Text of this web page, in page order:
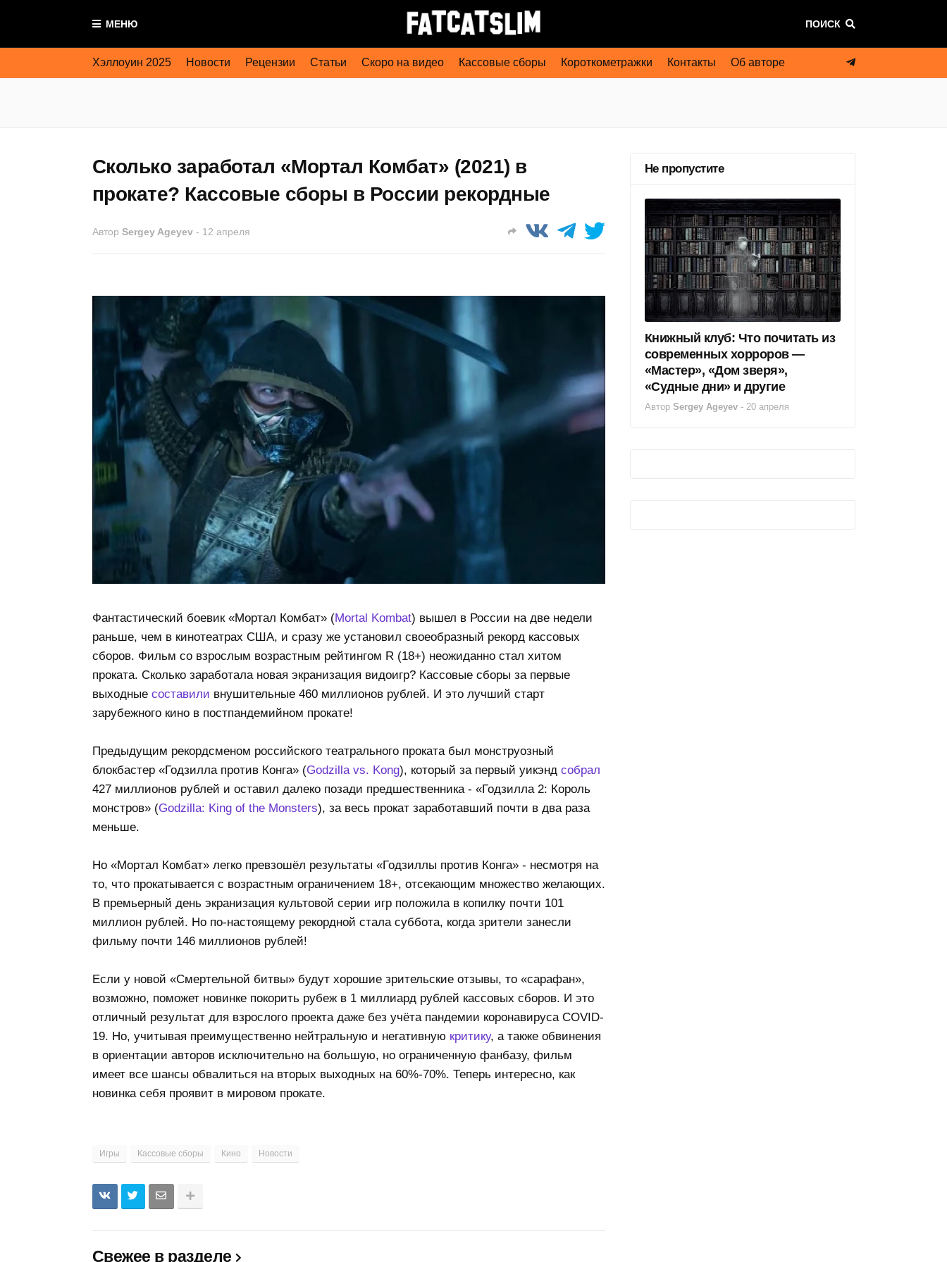
МЕНЮ ПОИСК
Хэллоуин 2025 Новости Рецензии Статьи Скоро на видео Кассовые сборы Короткометражки Контакты Об авторе
Сколько заработал «Мортал Комбат» (2021) в
прокате? Кассовые сборы в России рекордные
Автор Sergey Ageyev - 12 апреля
Фантастический боевик «Мортал Комбат» (Mortal Kombat) вышел в России на две недели
раньше, чем в кинотеатрах США, и сразу же установил своеобразный рекорд кассовых
сборов. Фильм со взрослым возрастным рейтингом R (18+) неожиданно стал хитом
проката. Сколько заработала новая экранизация видоигр? Кассовые сборы за первые
выходные составили внушительные 460 миллионов рублей. И это лучший старт
зарубежного кино в постпандемийном прокате!
Предыдущим рекордсменом российского театрального проката был монструозный
блокбастер «Годзилла против Конга» (Godzilla vs. Kong), который за первый уикэнд собрал
427 миллионов рублей и оставил далеко позади предшественника - «Годзилла 2: Король
монстров» (Godzilla: King of the Monsters), за весь прокат заработавший почти в два раза
меньше.
Но «Мортал Комбат» легко превзошёл результаты «Годзиллы против Конга» - несмотря на
то, что прокатывается с возрастным ограничением 18+, отсекающим множество желающих.
В премьерный день экранизация культовой серии игр положила в копилку почти 101
миллион рублей. Но по-настоящему рекордной стала суббота, когда зрители занесли
фильму почти 146 миллионов рублей!
Если у новой «Смертельной битвы» будут хорошие зрительские отзывы, то «сарафан»,
возможно, поможет новинке покорить рубеж в 1 миллиард рублей кассовых сборов. И это
отличный результат для взрослого проекта даже без учёта пандемии коронавируса COVID-
19. Но, учитывая преимущественно нейтральную и негативную критику, а также обвинения
в ориентации авторов исключительно на большую, но ограниченную фанбазу, фильм
имеет все шансы обвалиться на вторых выходных на 60%-70%. Теперь интересно, как
новинка себя проявит в мировом прокате.
Игры Кассовые сборы Кино Новости
Свежее в разделе
Не пропустите
Книжный клуб: Что почитать из
современных хорроров —
«Мастер», «Дом зверя»,
«Судные дни» и другие
Автор Sergey Ageyev - 20 апреля